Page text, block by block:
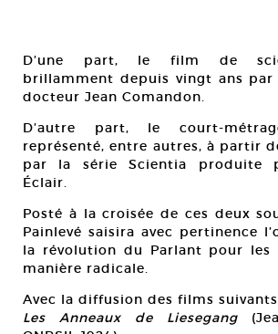
D’une part, le film de
brillamment depuis vingt ans par
docteur Jean Comandon.
D’autre part, le court-
représenté, entre autres, à partir
par la série Scientia produite
Éclair.
Posté à la croisée de ces deux
Painlevé saisira avec pertinence
la révolution du Parlant pour les
manière radicale.
Avec la diffusion des films
Les Anneaux de Liesegang